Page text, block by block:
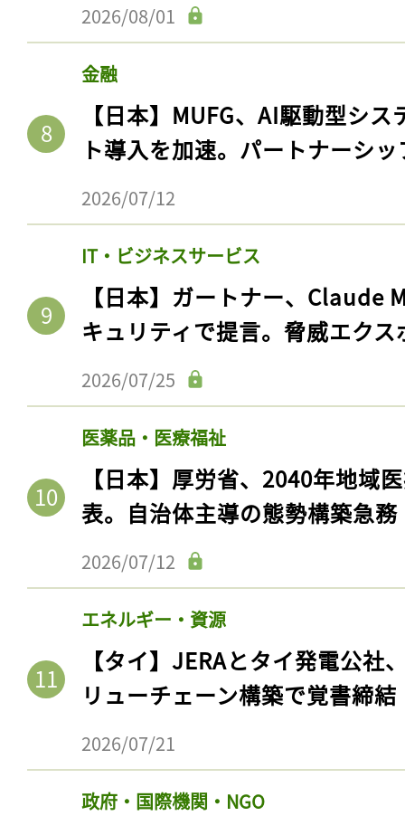
2026/08/01
金融
【日本】MUFG、AI駆動型シ
ト導入を加速。パートナーシ
2026/07/12
IT・ビジネスサービス
【日本】ガートナー、Claude
キュリティで提言。脅威エク
2026/07/25
医薬品・医療福祉
【日本】厚労省、2040年地域
表。自治体主導の態勢構築急務
2026/07/12
エネルギー・資源
【タイ】JERAとタイ発電公社
リューチェーン構築で覚書締結
2026/07/21
政府・国際機関・NGO
ログイン